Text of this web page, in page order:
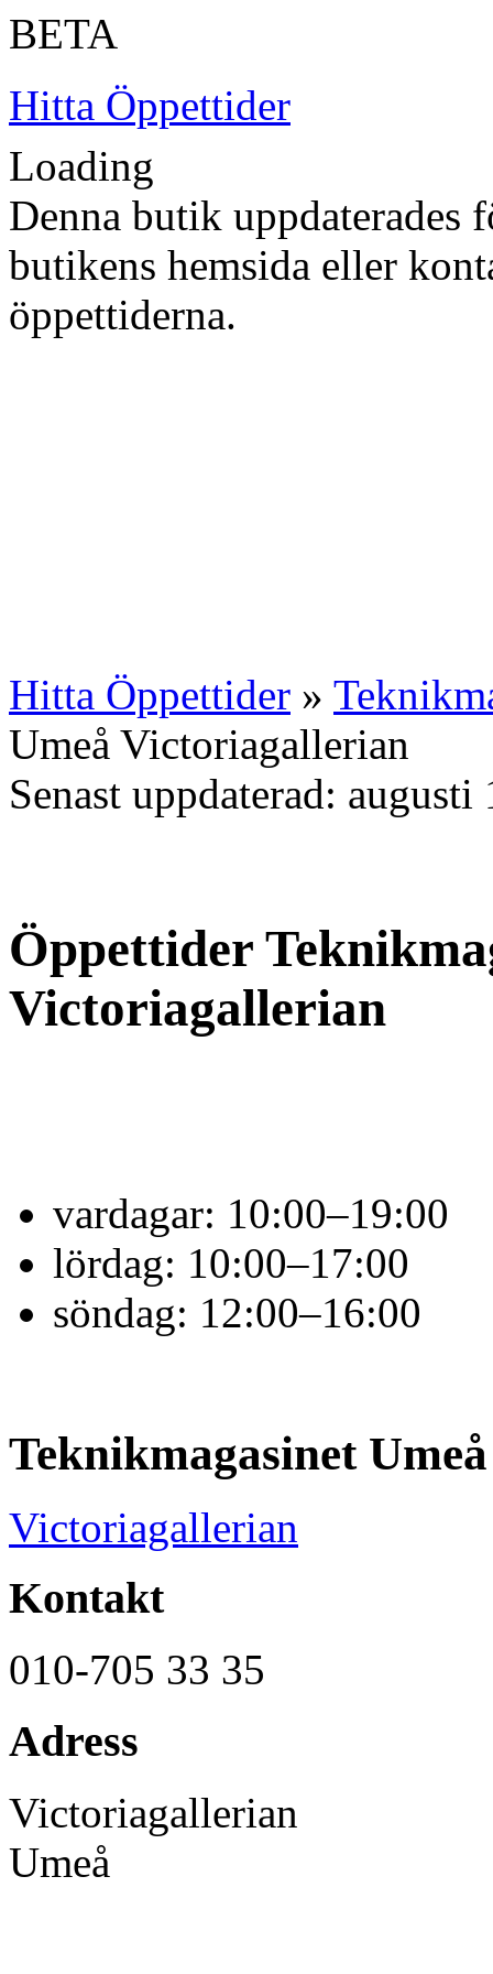
BETA
Hitta Öppettider
Loading
Denna butik uppdaterades
butikens hemsida eller
öppettiderna.
Hitta Öppettider »
Umeå Victoriagallerian
Senast uppdaterad: augusti
Öppettider
Victoriagallerian
vardagar: 10:00–19:00
lördag: 10:00–17:00
söndag: 12:00–16:00
Teknikmagasinet
Victoriagallerian
Kontakt
010-705 33 35
Adress
Victoriagallerian
Umeå